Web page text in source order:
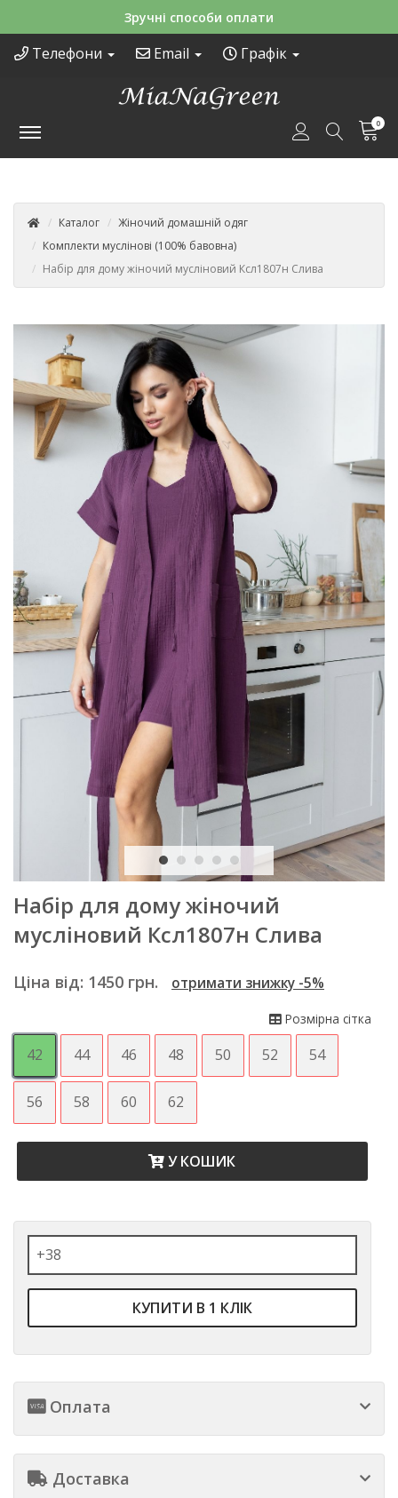
Зручні способи оплати
Телефони Email Графік
0
Каталог
Жіночий домашній одяг
Комплекти муслінові (100% бавовна)
Набір для дому жіночий мусліновий Ксл1807н Слива
Набір для дому жіночий
мусліновий Ксл1807н Слива
Ціна від: 1450 грн. отримати знижку -5%
Розмірна сітка
42 44 46 48 50 52 54
56 58 60 62
У КОШИК
КУПИТИ В 1 КЛІК
Оплата
Доставка